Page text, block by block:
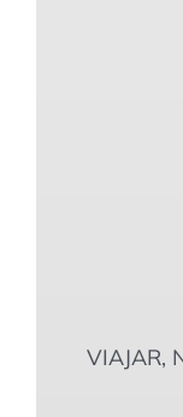
VIAJAR,